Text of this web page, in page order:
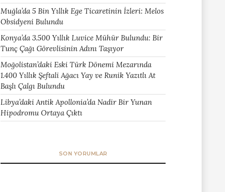
Muğla’da 5 Bin Yıllık Ege Ticaretinin İzleri: Melos
Obsidyeni Bulundu
Konya’da 3.500 Yıllık Luvice Mühür Bulundu: Bir
Tunç Çağı Görevlisinin Adını Taşıyor
Moğolistan’daki Eski Türk Dönemi Mezarında
1.400 Yıllık Şeftali Ağacı Yay ve Runik Yazıtlı At
Başlı Çalgı Bulundu
Libya’daki Antik Apollonia’da Nadir Bir Yunan
Hipodromu Ortaya Çıktı
SON YORUMLAR